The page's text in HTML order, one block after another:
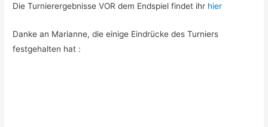
Die Turnierergebnisse VOR dem Endspiel findet ihr hier
Danke an Marianne, die einige Eindrücke des Turniers
festgehalten hat :